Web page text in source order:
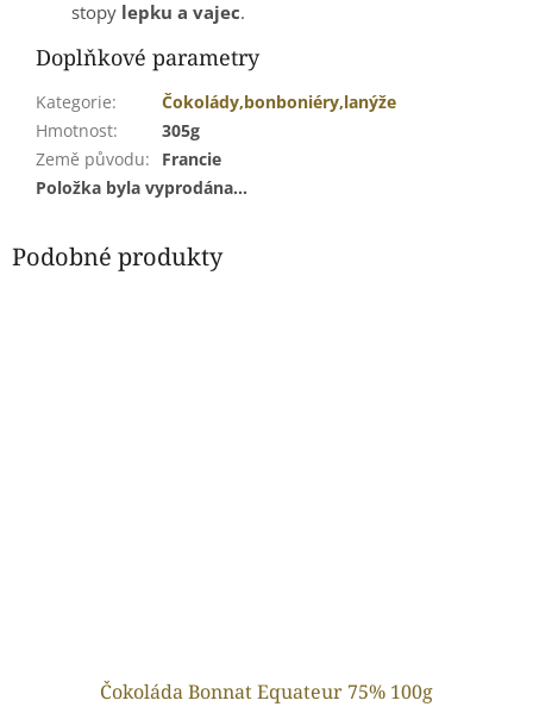
stopy lepku a vajec.
Doplňkové parametry
Kategorie:
Čokolády,bonboniéry,lanýže
Hmotnost:
305g
Země původu:
Francie
Položka byla vyprodána…
Podobné produkty
Čokoláda Bonnat Equateur 75% 100g